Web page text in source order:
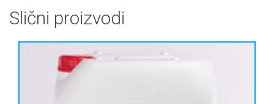
Slični proizvodi